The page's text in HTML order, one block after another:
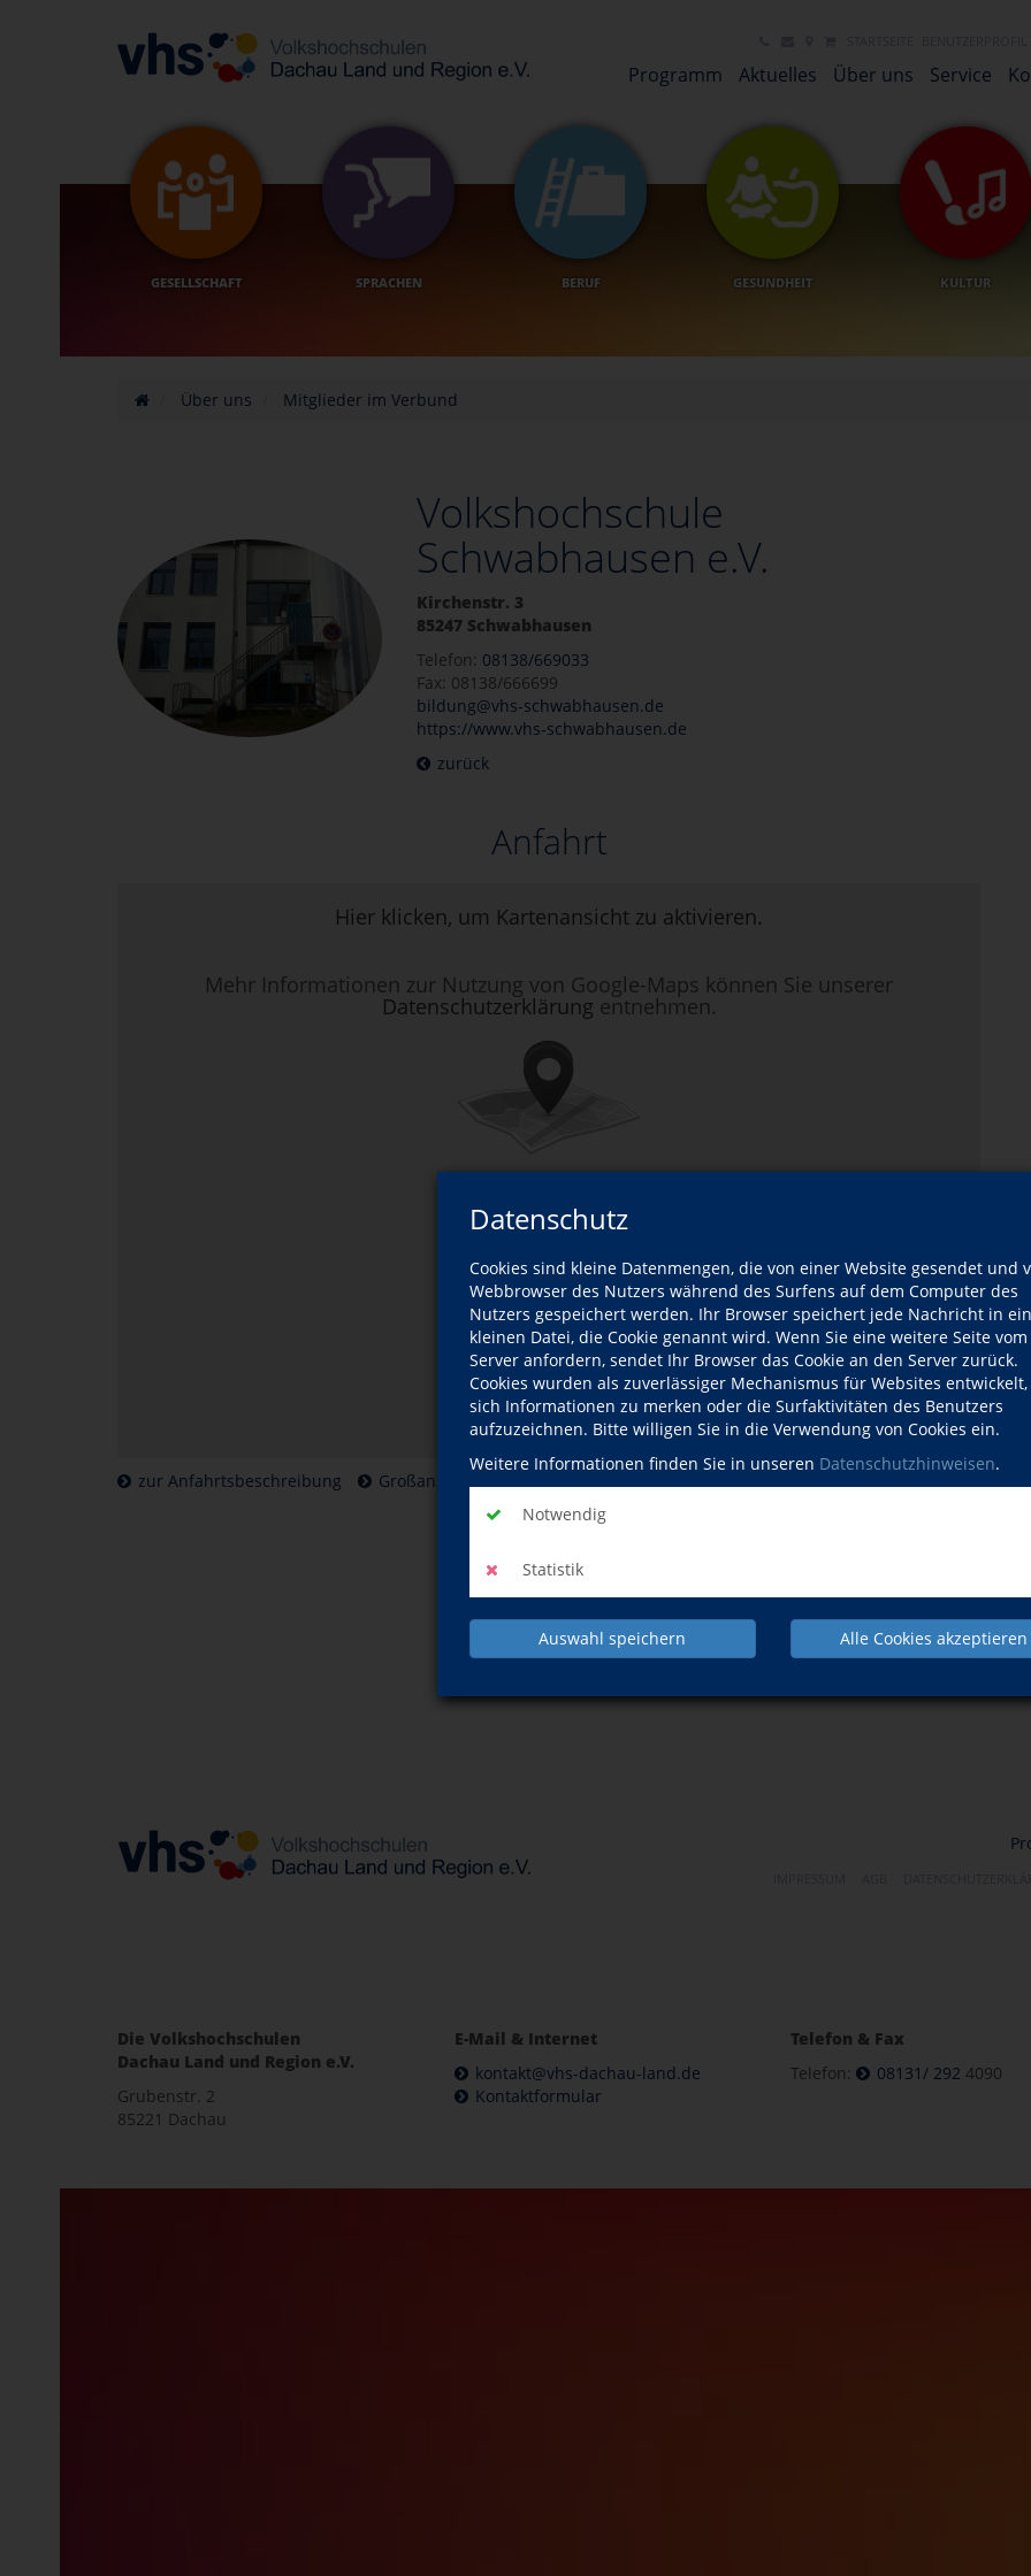
Datenschutz
Cookies sind kleine Datenmengen, die von einer Website gesendet und
Webbrowser des Nutzers während des Surfens auf dem Computer des
Nutzers gespeichert werden. Ihr Browser speichert jede Nachricht in
kleinen Datei, die Cookie genannt wird. Wenn Sie eine weitere Seite vom
Server anfordern, sendet Ihr Browser das Cookie an den Server zurück.
Cookies wurden als zuverlässiger Mechanismus für Websites
sich Informationen zu merken oder die Surfaktivitäten des Benutzers
aufzuzeichnen. Bitte willigen Sie in die Verwendung von Cookies ein.
Weitere Informationen finden Sie in unseren Datenschutzhinweisen.
Notwendig
Statistik
Auswahl speichern Alle Cookies akzeptieren
Programm Aktuelles Über uns Service
GESELLSCHAFT SPRACHEN BERUF GESUNDHEIT KULTUR
Über uns Mitglieder im Verbund
Volkshochschule
Schwabhausen e.V.
Kirchenstr. 3
85247 Schwabhausen
Telefon: 08138/669033
Fax: 08138/666699
bildung@vhs-schwabhausen.de
https://www.vhs-schwabhausen.de
zurück
Anfahrt
Hier klicken, um Kartenansicht zu aktivieren.
Mehr Informationen zur Nutzung von Google-Maps können Sie unserer
Datenschutzerklärung entnehmen.
zur Anfahrtsbeschreibung Großansicht der Karte öffnen
Die Volkshochschulen
Dachau Land und Region e.V.
Grubenstr. 2
85221 Dachau
E-Mail & Internet
kontakt@vhs-dachau-land.de
Kontaktformular
Telefon & Fax
Telefon:
08131/ 292 4090